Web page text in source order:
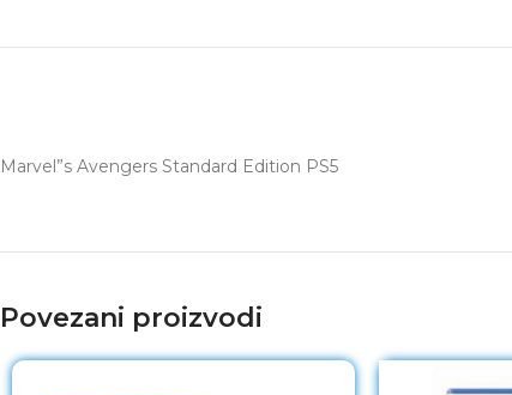
Marvel”s Avengers Standard Edition PS5
Povezani proizvodi